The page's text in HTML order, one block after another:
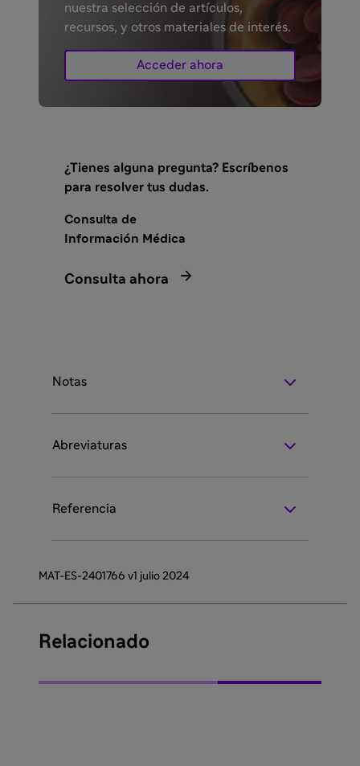
nuestra selección de artículos,
recursos, y otros materiales de interés.
Acceder ahora
¿Tienes alguna pregunta? Escríbenos
para resolver tus dudas.
Consulta de
Información Médica
Consulta ahora 
Notas
Abreviaturas
Referencia
MAT-ES-2401766 v1 julio 2024
Relacionado